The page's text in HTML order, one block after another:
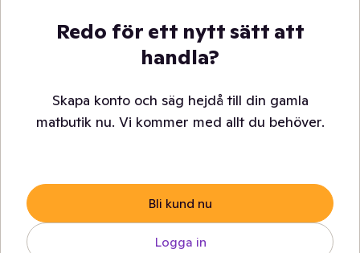
Redo för ett nytt sätt att
handla?
Skapa konto och säg hejdå till din gamla
matbutik nu. Vi kommer med allt du behöver.
Bli kund nu
Logga in